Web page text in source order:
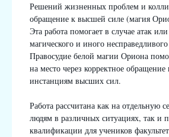
Решений жизненных проблем и
обращение к высшей силе (магия
Эта работа помогает в случае атак
магического и иного несправедливого
Правосудие белой магии Ориона
на место через корректное
инстанциям высших сил.
Работа рассчитана как на отдельную
людям в различных ситуациях, так и
квалификации для учеников